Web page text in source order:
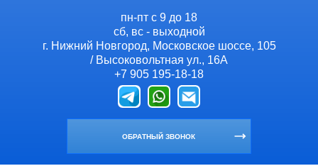
пн-пт с 9 до 18
сб, вс - выходной
г. Нижний Новгород, Московское шоссе, 105
/ Высоковольтная ул., 16А
+7 905 195-18-18
ОБРАТНЫЙ ЗВОНОК